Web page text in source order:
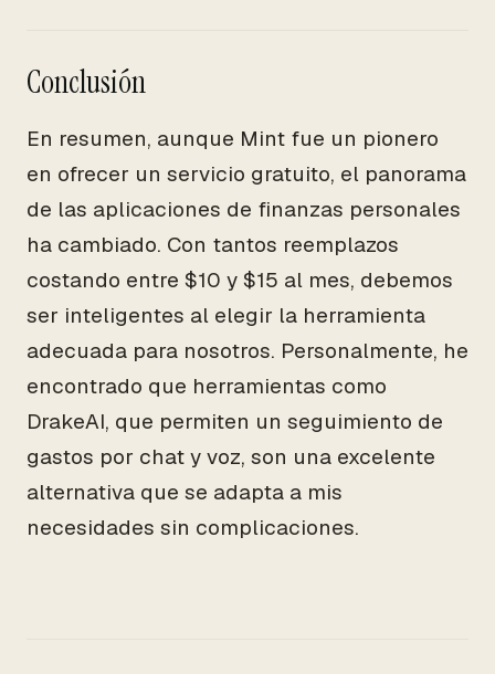
Conclusión
En resumen, aunque Mint fue un pionero
en ofrecer un servicio gratuito, el panorama
de las aplicaciones de finanzas personales
ha cambiado. Con tantos reemplazos
costando entre $10 y $15 al mes, debemos
ser inteligentes al elegir la herramienta
adecuada para nosotros. Personalmente, he
encontrado que herramientas como
DrakeAI, que permiten un seguimiento de
gastos por chat y voz, son una excelente
alternativa que se adapta a mis
necesidades sin complicaciones.